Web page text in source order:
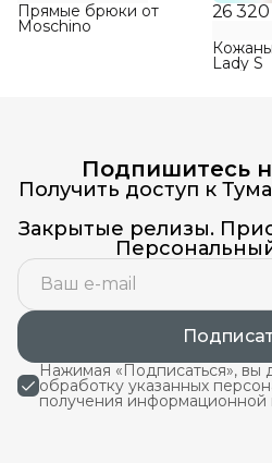
Прямые брюки от
Moschino
26
Lady S
Подпишитесь
Получить доступ к
Закрытые релизы.
Нажимая «Подписаться», вы
обработку указанных
получения информационной